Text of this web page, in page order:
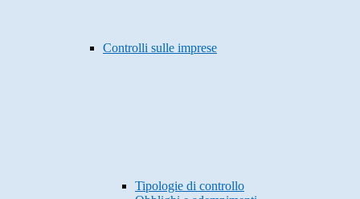
Controlli sulle imprese
Tipologie di controllo